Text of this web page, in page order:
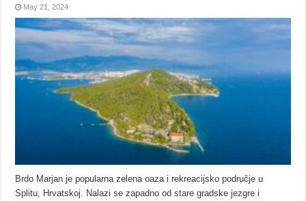
May 21, 2024
Brdo Marjan je popularna zelena oaza i rekreacijsko područje u
Splitu, Hrvatskoj. Nalazi se zapadno od stare gradske jezgre i